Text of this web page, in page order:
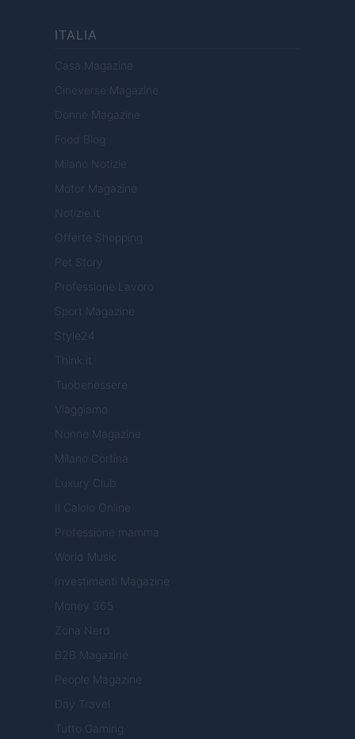
ITALIA
Casa Magazine
Cineverse Magazine
Donne Magazine
Food Blog
Milano Notizie
Motor Magazine
Notizie.it
Offerte Shopping
Pet Story
Professione Lavoro
Sport Magazine
Style24
Think.it
Tuobenessere
Viaggiamo
Nonne Magazine
Milano Cortina
Luxury Club
Il Calcio Online
Professione mamma
World Music
Investimenti Magazine
Money 365
Zona Nerd
B2B Magazine
People Magazine
Day Travel
Tutto Gaming